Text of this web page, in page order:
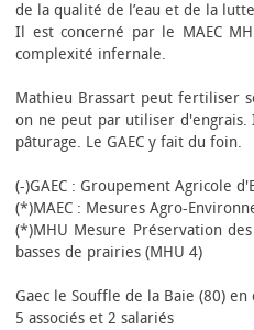
de la qualité de l’eau et de la
Il est concerné par le MAEC
complexité infernale.
Mathieu Brassart peut fertiliser
on ne peut par utiliser d'engrais.
pâturage. Le GAEC y fait du foin.
(-)GAEC : Groupement Agricole
(*)MAEC : Mesures Agro-
(*)MHU Mesure Préservation
basses de prairies (MHU 4)
Gaec le Souffle de la Baie (80) en
5 associés et 2 salariés